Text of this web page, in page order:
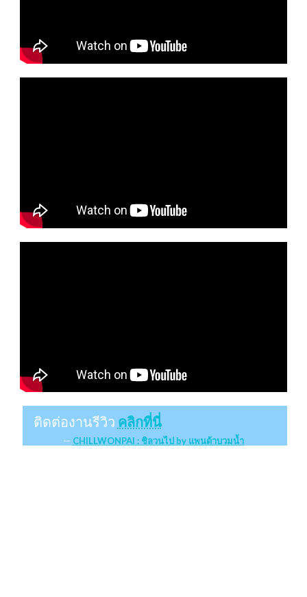
ติดต่องานรีวิว คลิกที่นี่
CHILLWONPAI : ชิลวนไป by แพนด้าบวมน้ำ